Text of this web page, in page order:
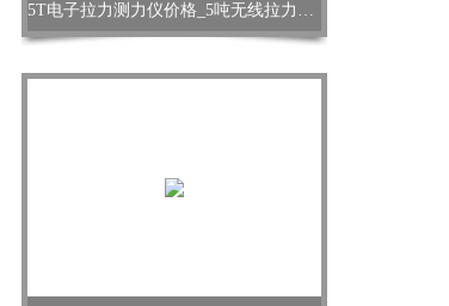
5T电子拉力测力仪价格_5吨无线拉力计价格